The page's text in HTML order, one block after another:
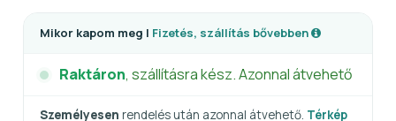
Mikor kapom meg | Fizetés, szállítás bővebben
Raktáron, szállításra kész. Azonnal átvehető
Személyesen rendelés után azonnal átvehető. Térkép